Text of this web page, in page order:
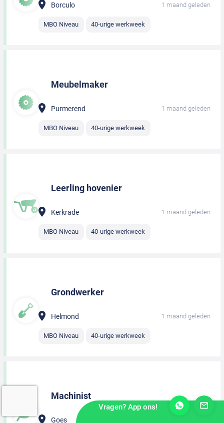
Borculo 1 maand geleden
MBO Niveau 40-urige werkweek
Meubelmaker
Purmerend 1 maand geleden
MBO Niveau 40-urige werkweek
Leerling hovenier
Kerkrade 1 maand geleden
MBO Niveau 40-urige werkweek
Grondwerker
Helmond 1 maand geleden
MBO Niveau 40-urige werkweek
Machinist
Goes
Vragen? App ons!